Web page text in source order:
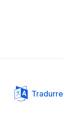
Tradurre